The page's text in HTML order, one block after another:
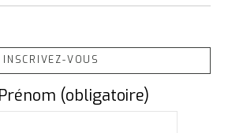
INSCRIVEZ-VOUS
(obligatoire)